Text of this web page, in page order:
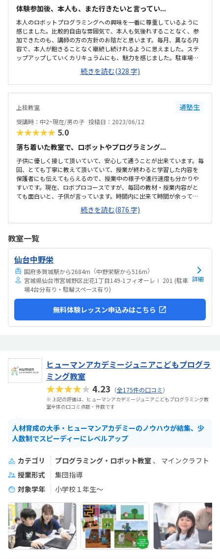
体験参加後、本人も、また行きたいと言ってい...
本人のロボットプログラミングへの興味を一番に尊重しているように
感じました。比較的自由な雰囲気で、本人も気後れすることなく、参
加できたのも、講師の方の方針のお陰だと思います。毎月、異なる内
容で、本人が飽きることなく継続し続けれるように思えました。ステ
ップアップしていくカリキュラムにも、魅力を感じました。駐車場が
あり、送迎しやすいのも良かったです（お迎え時は満車で入れなかっ
たので、タイミングを工夫しないといけない気がします）施設自体
は、広くて、とても綺麗です。イスも充分にあり、送迎のついでに、親
が待って過ごすのも、苦じゃない気がします。初めて通うので、相場
で、妥当な金額ではないかなと思います。
続きを読む(328 字)
上桂教室 通塾生
受講時：中2~現在/男の子 投稿日：2023/06/12
★★★★★ 5.0
落ち着いた教室で、ロボットやプログラミング...
子供に優しく接して頂いていて、安心して通うことが出来ています。毎
回、とても丁寧に教えて頂いていて、授業が終わると学習した内容を
保護者にも伝えてもらえるので、授業中の様子や進行速度も分かりや
すいです。現在、ロボプロコースですが、毎回の教材・授業内容がと
ても面白いと、子供が言っています。時間内に出来て時間が余って
も、先生が追加の課題を出して下さるので、時間中ずっと夢中でロボ
ットを触れるようです。また、工具を使って組み立てるロボットは、
ブロックで作るタイプと少し違うので、新しい楽しさがあり、毎回授
交通量が少し多いので、そこだけが残念です。車椅子での移動なの
で、バスが来ると道幅が少し狭く、通れるのですが怖いです。普通に
歩いて通うのには問題無いと思います。一人で使える長いテーブルを
使用出来るので、ゆったりと受講できます。他の方の部品...
続きを読む(876 字)
教室一覧
仙台中野栄
国府多賀城駅から2684m （中野栄駅から516m）
宮城県仙台市宮城野区出花1丁目149-1フィオーレⅠ 201 (駐車
場4台分有り・駐輪スペース有り)
詳細
無料体験レッスン申込みはこちら
ヒューマンアカデミージュニアこどもプログラ
ミング教室
★★★★★4.23 （全175件の口コミ）
※ 上記の評価は、ヒューマンアカデミージュニアこどもプログラミング教
室全体の口コミ点数・件数です
人材育成の大手・ヒューマンアカデミーのノウハウが結集、少
人数制でスピーディーにレベルアップ
カテゴリ プログラミング・ロボット教室
マインクラフト
授業形式
集団指導
対象学年
小学校１年生〜